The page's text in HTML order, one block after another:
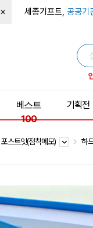
× 세종기프트, 공공기
베스트
100
기획전
포스트잇(점착메모) 하